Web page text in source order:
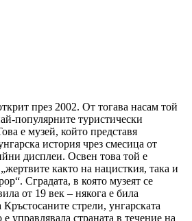
през 2002. От тогава насам той
популярните туристически
е музей, който представя
история чрез смесица от
дисплеи. Освен това той е
както на нацисткия, така и
Сградата, в която музеят се
от 19 век – някога е била
стрели, унгарската
управлявала страната в течение на